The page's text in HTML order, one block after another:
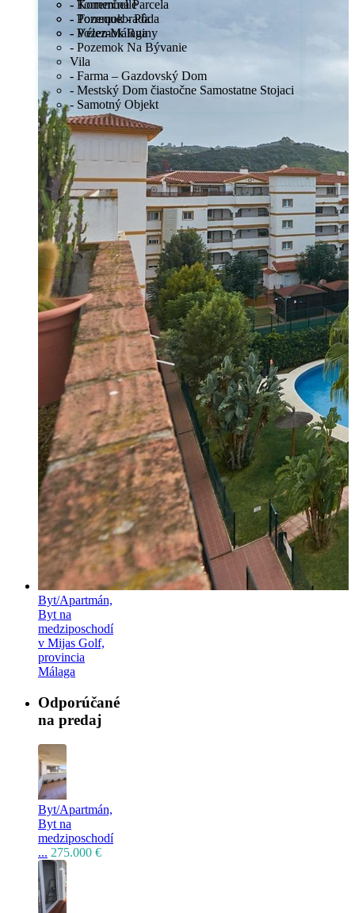
- Komerčná Parcela
- Pozemok - Pôda
- Pozemok Ruiny
- Pozemok Na Bývanie
Vila
- Farma – Gazdovský Dom
- Mestský Dom čiastočne Samostatne Stojaci
- Samotný Objekt
- Torremuelle
- Torrequebrada
- Vélez-Málaga
Byt/Apartmán,
Byt na
medziposchodí
v Mijas Golf,
provincia
Málaga
Odporúčané
na predaj
Byt/Apartmán,
Byt na
medziposchodí
... 275.000 €